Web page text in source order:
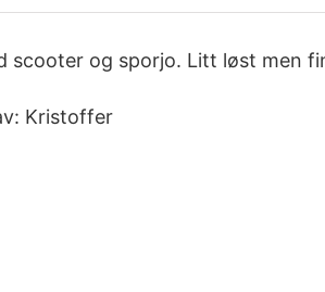
scooter og sporjo. Litt løst men
Kristoffer